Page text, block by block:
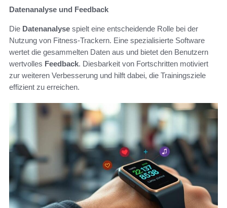
Datenanalyse und Feedback
Die Datenanalyse spielt eine entscheidende Rolle bei der
Nutzung von Fitness-Trackern. Eine spezialisierte Software
wertet die gesammelten Daten aus und bietet den Benutzern
wertvolles Feedback. Diesbarkeit von Fortschritten motiviert
zur weiteren Verbesserung und hilft dabei, die Trainingsziele
effizient zu erreichen.